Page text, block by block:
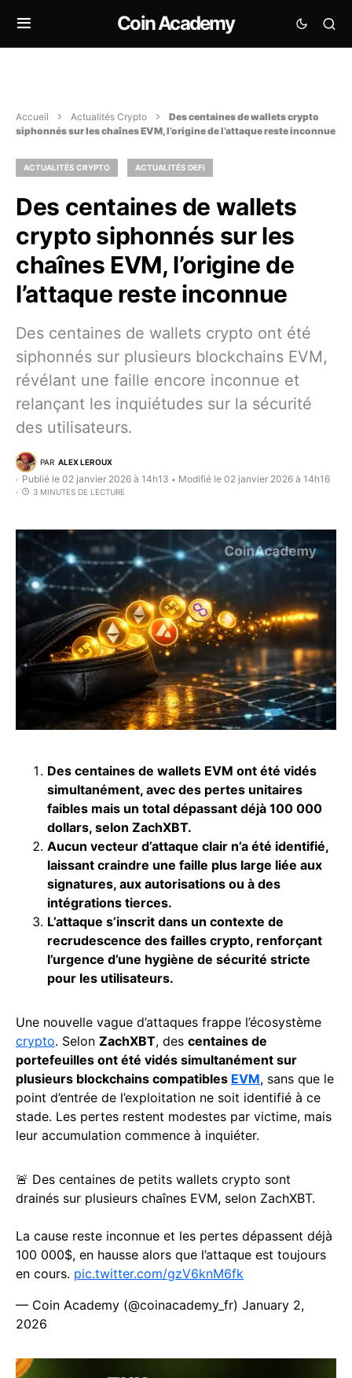
Coin Academy
Accueil Actualités Crypto
Des centaines de wallets crypto
siphonnés sur les chaînes EVM, l’origine de l’attaque reste inconnue
ACTUALITÉS CRYPTO ACTUALITÉS DEFI
Des centaines de wallets
crypto siphonnés sur les
chaînes EVM, l’origine de
l’attaque reste inconnue
Des centaines de wallets crypto ont été
siphonnés sur plusieurs blockchains EVM,
révélant une faille encore inconnue et
relançant les inquiétudes sur la sécurité
des utilisateurs.
PAR ALEX LEROUX
Publié le 02 janvier 2026 à 14h13 • Modifié le 02 janvier 2026 à 14h16
3 MINUTES DE LECTURE
Des centaines de wallets EVM ont été vidés
simultanément, avec des pertes unitaires
faibles mais un total dépassant déjà 100 000
dollars, selon ZachXBT.
Aucun vecteur d’attaque clair n’a été identifié,
laissant craindre une faille plus large liée aux
signatures, aux autorisations ou à des
intégrations tierces.
L’attaque s’inscrit dans un contexte de
recrudescence des failles crypto, renforçant
l’urgence d’une hygiène de sécurité stricte
pour les utilisateurs.
Une nouvelle vague d’attaques frappe l’écosystème
crypto. Selon ZachXBT, des centaines de
portefeuilles ont été vidés simultanément sur
plusieurs blockchains compatibles EVM, sans que le
point d’entrée de l’exploitation ne soit identifié à ce
stade. Les pertes restent modestes par victime, mais
leur accumulation commence à inquiéter.
🚨 Des centaines de petits wallets crypto sont
drainés sur plusieurs chaînes EVM, selon ZachXBT.
La cause reste inconnue et les pertes dépassent déjà
100 000$, en hausse alors que l’attaque est toujours
en cours. pic.twitter.com/gzV6knM6fk
— Coin Academy (@coinacademy_fr) January 2,
2026